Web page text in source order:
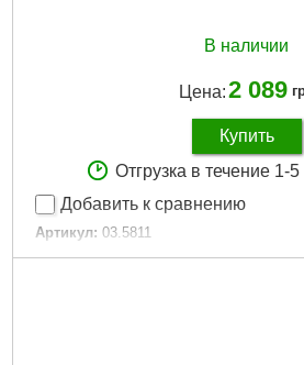
В наличии
Цена:2 089
Купить
Отгрузка в течение 1-
Добавить к сравнению
Артикул: 03.5811
Код товара: 27.49.65